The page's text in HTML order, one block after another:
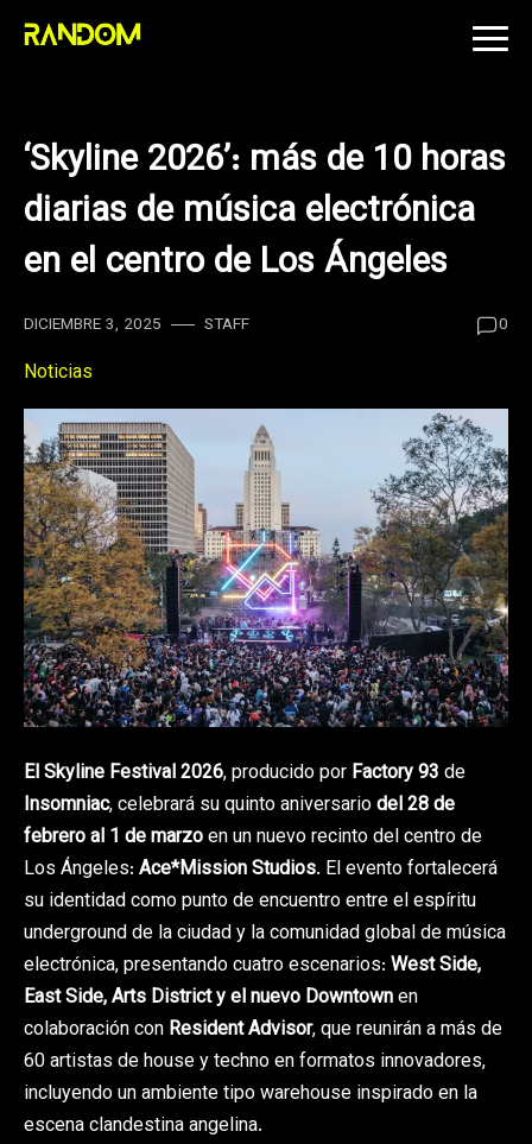
Skip
‘Skyline 2026’: más de 10 horas
diarias de música electrónica
en el centro de Los Ángeles
DICIEMBRE 3, 2025 STAFF 0
Noticias
El Skyline Festival 2026, producido por Factory 93 de
Insomniac, celebrará su quinto aniversariodel 28 de
febrero al 1 de marzoen un nuevo recinto del centro de
Los Ángeles: Ace*Mission Studios. El evento fortalecerá
su identidad como punto de encuentro entre el espíritu
underground de la ciudad y la comunidad global de música
electrónica, presentando cuatro escenarios: West Side,
East Side, Arts District y el nuevo Downtownen
colaboración con Resident Advisor, que reunirán a más de
60 artistas de house y techno en formatos innovadores,
incluyendo un ambiente tipo warehouse inspirado en la
escena clandestina angelina.